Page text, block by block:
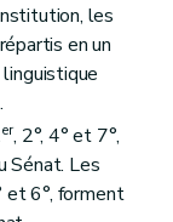
les
en un
er, 2°, 4° et 7°,
Sénat. Les
et 6°, forment